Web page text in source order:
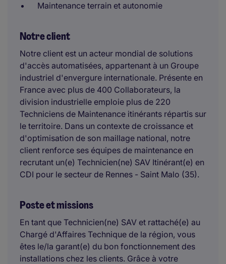
Maintenance terrain et autonomie
Notre client
Notre client est un acteur mondial de solutions
d'accès automatisées, appartenant à un Groupe
industriel d'envergure internationale. Présente en
France avec plus de 400 Collaborateurs, la
division industrielle emploie plus de 220
Techniciens de Maintenance itinérants répartis sur
le territoire. Dans un contexte de croissance et
d'optimisation de son maillage national, notre
client renforce ses équipes de maintenance en
recrutant un(e) Technicien(ne) SAV Itinérant(e) en
CDI pour le secteur de Rennes - Saint Malo (35).
Poste et missions
En tant que Technicien(ne) SAV et rattaché(e) au
Chargé d'Affaires Technique de la région, vous
êtes le/la garant(e) du bon fonctionnement des
installations chez les clients. Grâce à votre